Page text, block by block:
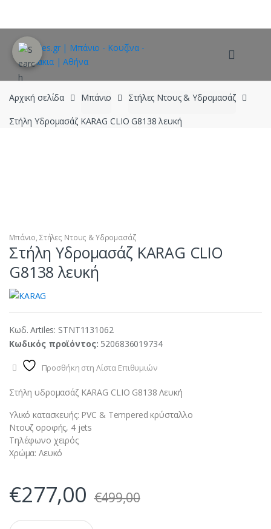
navigation
content
Αρχική σελίδα Μπάνιο Στήλες Ντους & Υδρομασάζ
Στήλη Υδρομασάζ KARAG CLIO G8138 λευκή
Μπάνιο, Στήλες Ντους & Υδρομασάζ
Στήλη Υδρομασάζ KARAG CLIO
G8138 λευκή
Κωδ. Artiles: STNT1131062
Κωδικός προϊόντος: 5206836019734
Προσθήκη στη Λίστα Επιθυμιών
Στήλη υδρομασάζ KARAG CLIO G8138 Λευκή
Υλικό κατασκευής: PVC & Tempered κρύσταλλο
Ντουζ οροφής, 4 jets
Τηλέφωνο χειρός
Χρώμα: Λευκό
€277,00 €499,00